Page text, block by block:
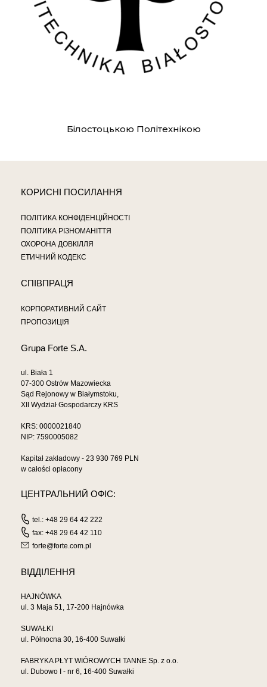
Білостоцькою Політехнікою
КОРИСНІ ПОСИЛАННЯ
ПОЛІТИКА КОНФІДЕНЦІЙНОСТІ
ПОЛІТИКА РІЗНОМАНІТТЯ
ОХОРОНА ДОВКІЛЛЯ
ЕТИЧНИЙ КОДЕКС
СПІВПРАЦЯ
КОРПОРАТИВНИЙ САЙТ
ПРОПОЗИЦІЯ
Grupa Forte S.A.
ul. Biała 1
07-300 Ostrów Mazowiecka
Sąd Rejonowy w Białymstoku,
XII Wydział Gospodarczy KRS
KRS: 0000021840
NIP: 7590005082
Kapitał zakładowy - 23 930 769 PLN
w całości opłacony
ЦЕНТРАЛЬНИЙ ОФІС:
tel.: +48 29 64 42 222
fax: +48 29 64 42 110
forte@forte.com.pl
ВІДДІЛЕННЯ
HAJNÓWKA
ul. 3 Maja 51, 17-200 Hajnówka
SUWAŁKI
ul. Północna 30, 16-400 Suwałki
FABRYKA PŁYT WIÓROWYCH TANNE Sp. z o.o.
ul. Dubowo I - nr 6, 16-400 Suwałki